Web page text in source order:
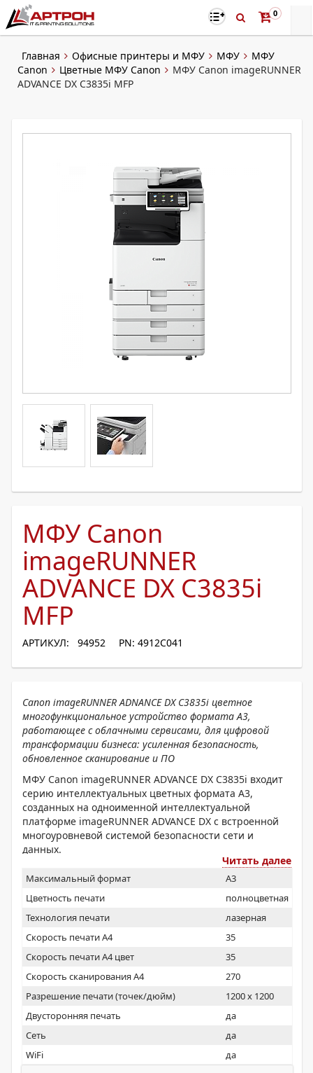
0
Главная Офисные принтеры и МФУ МФУ
МФУ
Canon
Цветные МФУ Canon
МФУ Canon imageRUNNER
ADVANCE DX C3835i MFP
МФУ Canon
imageRUNNER
ADVANCE DX C3835i
MFP
АРТИКУЛ: 94952 PN: 4912C041
Canon imageRUNNER ADNANCE DX C3835i цветное
многофункциональное устройство формата А3,
работающее с облачными сервисами, для цифровой
трансформации бизнеса: усиленная безопасность,
обновленное сканирование и ПО
МФУ Canon imageRUNNER ADVANCE DX C3835i входит
серию интеллектуальных цветных формата А3,
созданных на одноименной интеллектуальной
платформе imageRUNNER ADVANCE DX с встроенной
многоуровневой системой безопасности сети и
данных.
Для пользователя доступны облачные сервисы
обмена данными, мобильная печать, оптическое
распознавание текста в облаке и на устройствах с IRIS
(OCR с IRIS).
Читать далее
Максимальный формат
A3
Цветность печати
полноцветная
Технология печати
лазерная
Скорость печати А4
35
Скорость печати А4 цвет
35
Скорость сканирования А4
270
Разрешение печати (точек/дюйм)
1200 x 1200
Двусторонняя печать
да
Сеть
да
WiFi
да